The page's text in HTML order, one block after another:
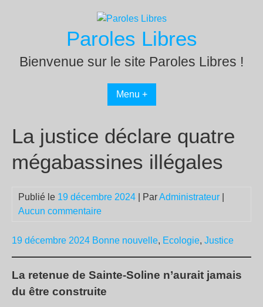
Paroles Libres
Bienvenue sur le site Paroles Libres !
Menu +
La justice déclare quatre
mégabassines illégales
Publié le 19 décembre 2024 | ParAdministrateur
Aucun commentaire
19 décembre 2024 Bonne nouvelle, Ecologie, Justice
La retenue de Sainte-Soline n’aurait jamais
du être construite